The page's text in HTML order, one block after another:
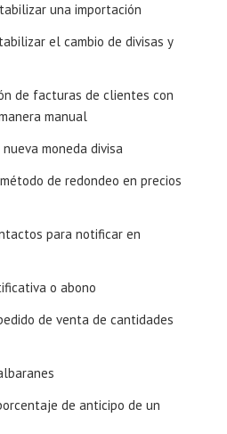
una importación
el cambio de divisas y
de facturas de clientes con
manual
moneda divisa
de redondeo en precios
para notificar en
o abono
de venta de cantidades
de anticipo de un